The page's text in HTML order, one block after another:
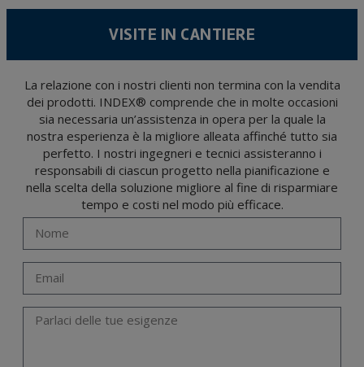
quello stabilito dalla legislazione vigente e sempre per la durate per cui si presta il
Si raccomanda di non inviare dati personali di alto livello secondo la legislazione
criptati né codificati. Quindi, la responsabilità è di chi li invia.
Gli utenti possono in qualsiasi momento esercitare i loro diritti di accesso, rettifica,
opposizione, cancellazione, limitazione del trattamento o richiesta di portabilità in
conformità con le disposizioni del regolamento generale sulla protezione dei dati
(GDPR) del 27 aprile 2016 inviando una lettera al responsabile del trattamento:
Valentín Gómez, Direttore, insieme a una fotocopia della sua carta d'identità, a
TÉCNICAS EXPANSIVAS SL | P.I. La Portalada II | c/ Segador 13, 26006 | Logroño (La
Rioja) o inviando un’email al seguente indirizzo info@indexfix.com.
VISITE IN CANTIERE
La relazione con i nostri clienti non termina con la vendita
dei prodotti. INDEX® comprende che in molte occasioni
sia necessaria un’assistenza in opera per la quale la
nostra esperienza è la migliore alleata affinché tutto sia
perfetto. I nostri ingegneri e tecnici assisteranno i
responsabili di ciascun progetto nella pianificazione e
nella scelta della soluzione migliore al fine di risparmiare
tempo e costi nel modo più efficace.